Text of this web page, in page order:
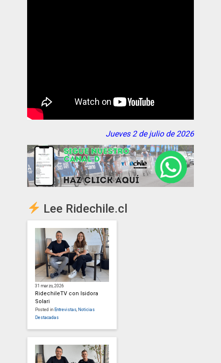
Jueves 2 de julio de 2026
Lee Ridechile.cl
31 marzo, 2026
RidechileTV con Isidora
Solari
Posted in Entrevistas Noticias
Destacadas